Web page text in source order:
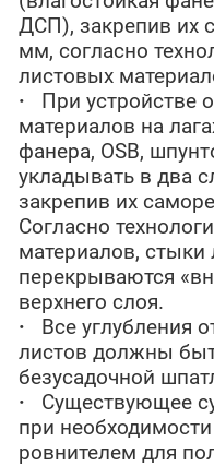
ДСП), закрепив их
мм, согласно
листовых
· При устройстве
материалов на
фанера, OSB,
укладывать в два
закрепив их
Согласно
материалов, стыки
перекрываются
верхнего слоя.
· Все углубления
листов должны
безусадочной
· Существующее
при
ровнителем для